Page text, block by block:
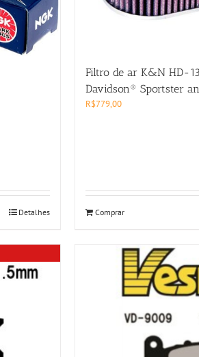
Detalhes
Filtro de ar K&N HD-
Davidson® Sportster
R$779,00
Comprar